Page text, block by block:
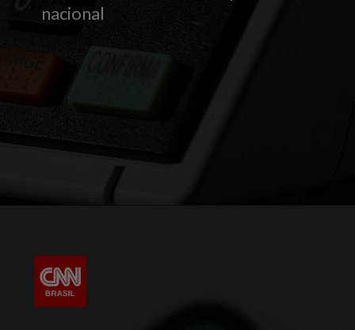
nacional